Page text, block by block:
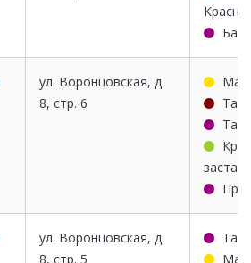
ул. Воронцовская, д.
8, стр. 6
застава
ул. Воронцовская, д.
8, стр. 5